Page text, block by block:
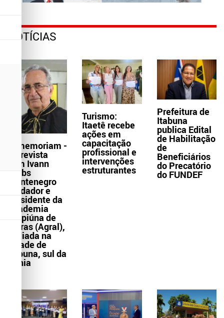
NOTÍCIAS
In memoriam -
Entrevista
com Ivann
Krebs
Montenegro
fundador e
presidente da
Academia
Grapiúna de
Letras (Agral),
sediada na
cidade de
Itabuna, sul da
Bahia
Turismo:
Itaetê recebe
ações em
capacitação
profissional e
intervenções
estruturantes
Prefeitura de
Itabuna
publica Edital
de Habilitação
de
Beneficiários
do Precatório
do FUNDEF